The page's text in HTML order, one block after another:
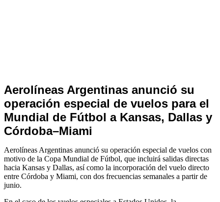
Noticias
de
Turismo
Aerolíneas Argentinas anunció su
operación especial de vuelos para el
Mundial de Fútbol a Kansas, Dallas y
Córdoba–Miami
Aerolíneas Argentinas anunció su operación especial de vuelos con
motivo de la Copa Mundial de Fútbol, que incluirá salidas directas
hacia Kansas y Dallas, así como la incorporación del vuelo directo
entre Córdoba y Miami, con dos frecuencias semanales a partir de
junio.